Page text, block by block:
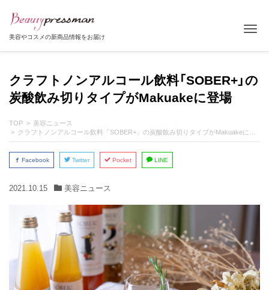
美容やコスメの新商品情報をお届け
クラフトノンアルコール飲料「SOBER+」の
炭酸飲み切りタイプがMakuakeに登場
TOP
美容ニュース
クラフトノンアルコール飲料「SOBER+」の炭酸飲み切りタイプがMakuakeに登場
Facebook Twitter Pocket LINE
2021.10.15 美容ニュース